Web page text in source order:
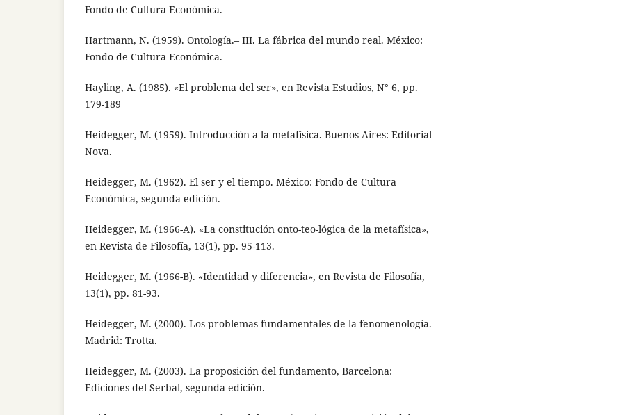
Fondo de Cultura Económica.
Hartmann, N. (1959). Ontología.– III. La fábrica del mundo real. México:
Fondo de Cultura Económica.
Hayling, A. (1985). «El problema del ser», en Revista Estudios, N° 6, pp.
179-189
Heidegger, M. (1959). Introducción a la metafísica. Buenos Aires: Editorial
Nova.
Heidegger, M. (1962). El ser y el tiempo. México: Fondo de Cultura
Económica, segunda edición.
Heidegger, M. (1966-A). «La constitución onto-teo-lógica de la metafísica»,
en Revista de Filosofía, 13(1), pp. 95-113.
Heidegger, M. (1966-B). «Identidad y diferencia», en Revista de Filosofía,
13(1), pp. 81-93.
Heidegger, M. (2000). Los problemas fundamentales de la fenomenología.
Madrid: Trotta.
Heidegger, M. (2003). La proposición del fundamento, Barcelona:
Ediciones del Serbal, segunda edición.